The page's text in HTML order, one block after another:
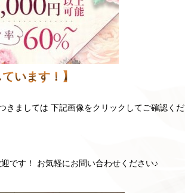
います！】
きましては 下記画像をクリックしてご確認くだ
です！ お気軽にお問い合わせください♪